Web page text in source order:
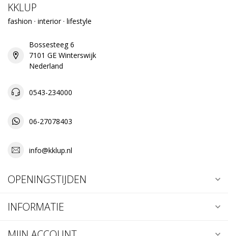
KKLUP
fashion · interior · lifestyle
Bossesteeg 6
7101 GE Winterswijk
Nederland
0543-234000
06-27078403
info@kklup.nl
OPENINGSTIJDEN
INFORMATIE